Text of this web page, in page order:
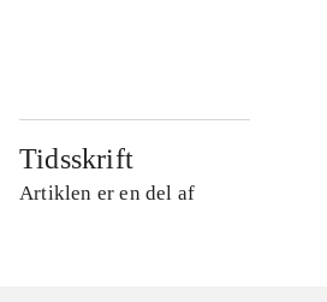
Tidsskrift
Artiklen er en del af